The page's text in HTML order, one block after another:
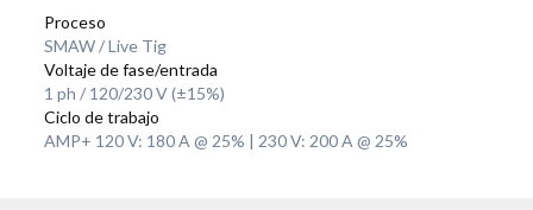
Proceso
SMAW / Live Tig
Voltaje de fase/entrada
1 ph / 120/230 V (±15%)
Ciclo de trabajo
AMP+ 120 V: 180 A @ 25% | 230 V: 200 A @ 25%